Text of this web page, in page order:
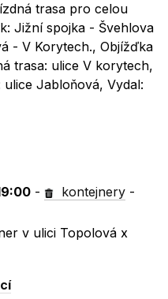
trasa pro celou
Jižní spojka - Švehlova
- V Korytech., Objížďka
trasa: ulice V korytech,
Jabloňová, Vydal:
- kontejnery -
v ulici Topolová x